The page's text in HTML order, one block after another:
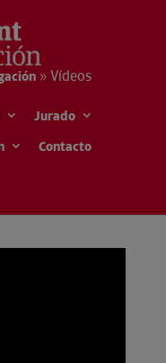
»Vídeos
Jurado
Contacto